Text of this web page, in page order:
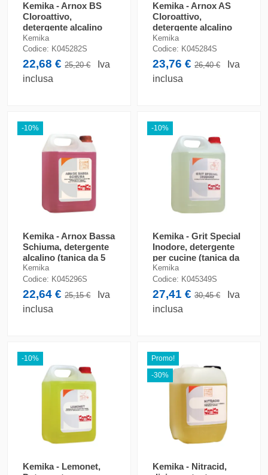
Kemika - Arnox BS
Cloroattivo,
detergente alcalino
(tanica da 5 kg)
Kemika
Codice: K045282S
22,68 €25,20 €
Iva
inclusa
Kemika - Arnox AS
Cloroattivo,
detergente alcalino
(tanica da 5 kg)
Kemika
Codice: K045284S
23,76 €26,40 €
Iva
inclusa
-10%
Kemika - Arnox Bassa
Schiuma, detergente
alcalino (tanica da 5
kg)
Kemika
Codice: K045296S
22,64 €25,15 €
Iva
inclusa
-10%
Kemika - Grit Special
Inodore, detergente
per cucine (tanica da
5 kg)
Kemika
Codice: K045349S
27,41 €30,45 €
Iva
inclusa
-10%
Kemika - Lemonet,
Promo!
-30%
Kemika - Nitracid,